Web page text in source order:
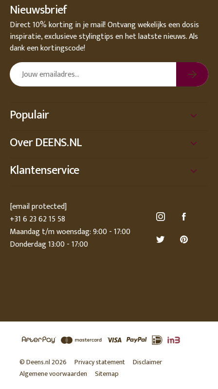
Nieuwsbrief
Direct 10% korting in je mail! Ontvang wekelijks een dosis
inspiratie, exclusieve stylingtips en het laatste nieuws. Als
dank een kortingscode!
Populair
Over DEENS.NL
Klantenservice
[email protected]
+31 6 23 62 15 58
Maandag t/m woensdag: 9:00 - 17:00
Donderdag 13:00 - 17:00
© Deens.nl 2026 Privacy statement
Disclaimer
Algemene voorwaarden
Sitemap